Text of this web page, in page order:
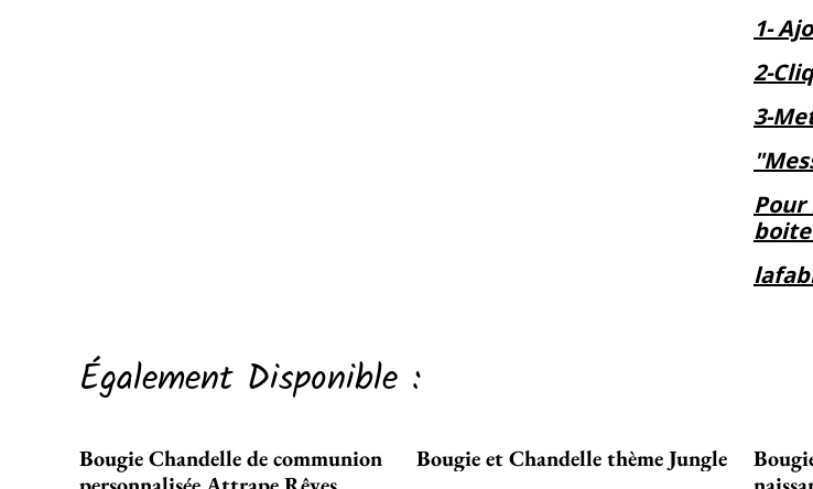
1-
2-
3-
Également Disponible :
Bougie Chandelle de communion
Bougie et Chandelle thème Jungle